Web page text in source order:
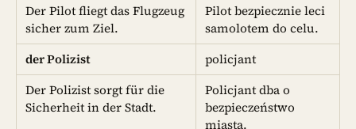
Der Pilot fliegt das Flugzeug
sicher zum Ziel.
Pilot bezpiecznie leci
samolotem do celu.
der Polizist
policjant
Der Polizist sorgt für die
Sicherheit in der Stadt.
Policjant dba o
bezpieczeństwo
miasta.